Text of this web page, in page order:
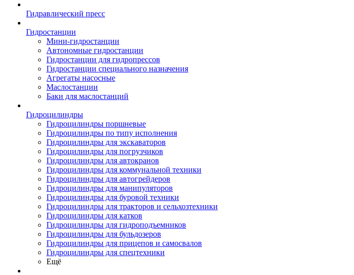
Гидравлический пресс
Гидростанции
Мини-гидростанции
Автономные гидростанции
Гидростанции для гидропрессов
Гидростанции специального назначения
Агрегаты насосные
Маслостанции
Баки для маслостанций
Гидроцилиндры
Гидроцилиндры поршневые
Гидроцилиндры по типу исполнения
Гидроцилиндры для экскаваторов
Гидроцилиндры для погрузчиков
Гидроцилиндры для автокранов
Гидроцилиндры для коммунальной техники
Гидроцилиндры для автогрейдеров
Гидроцилиндры для манипуляторов
Гидроцилиндры для буровой техники
Гидроцилиндры для тракторов и сельхозтехники
Гидроцилиндры для катков
Гидроцилиндры для гидроподъемников
Гидроцилиндры для бульдозеров
Гидроцилиндры для прицепов и самосвалов
Гидроцилиндры для спецтехники
Ещё